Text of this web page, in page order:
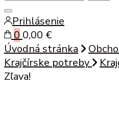
Zatvoriť
vyhľadávanie
Prihlásenie
0 0,00 €
Úvodná stránka
Krajčírske potreby
Zľava!